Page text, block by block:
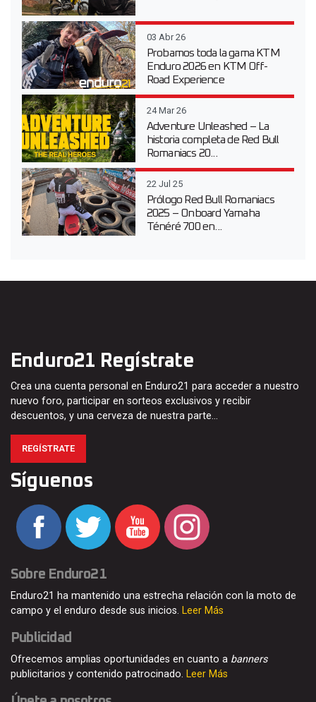
03 Abr 26
Probamos toda la gama KTM
Enduro 2026 en KTM Off-
Road Experience
24 Mar 26
Adventure Unleashed – La
historia completa de Red Bull
Romaniacs 20...
22 Jul 25
Prólogo Red Bull Romaniacs
2025 – Onboard Yamaha
Ténéré 700 en...
Enduro21 Regístrate
Crea una cuenta personal en Enduro21 para acceder a nuestro
nuevo foro, participar en sorteos exclusivos y recibir
descuentos, y una cerveza de nuestra parte…
REGÍSTRATE
Síguenos
Sobre Enduro21
Enduro21 ha mantenido una estrecha relación con la moto de
campo y el enduro desde sus inicios. Leer Más
Publicidad
Ofrecemos amplias oportunidades en cuanto a banners
publicitarios y contenido patrocinado. Leer Más